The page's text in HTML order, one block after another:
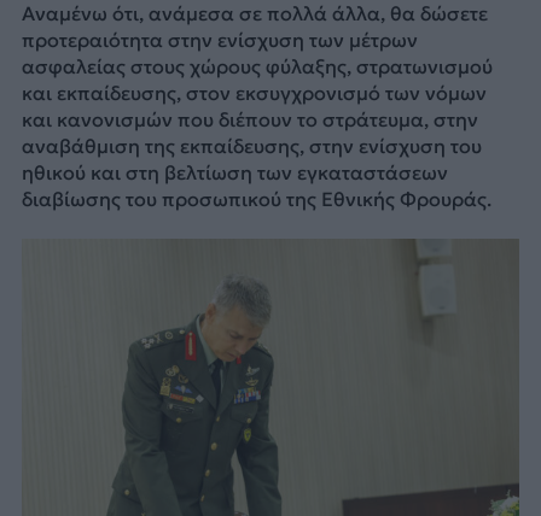
Αναμένω ότι, ανάμεσα σε πολλά άλλα, θα δώσετε
προτεραιότητα στην ενίσχυση των μέτρων
ασφαλείας στους χώρους φύλαξης, στρατωνισμού
και εκπαίδευσης, στον εκσυγχρονισμό των νόμων
και κανονισμών που διέπουν το στράτευμα, στην
αναβάθμιση της εκπαίδευσης, στην ενίσχυση του
ηθικού και στη βελτίωση των εγκαταστάσεων
διαβίωσης του προσωπικού της Εθνικής Φρουράς.